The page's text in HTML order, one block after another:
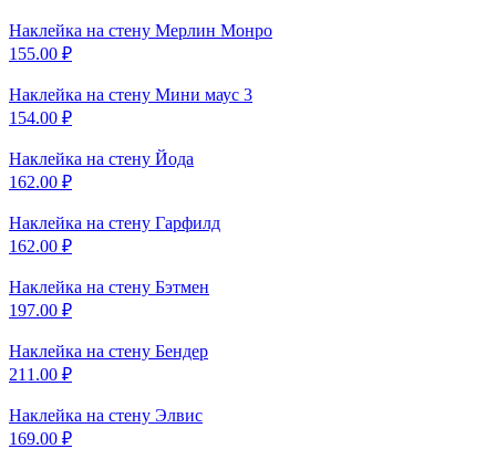
Наклейка на стену Мерлин Монро
155.00 ₽
Наклейка на стену Мини маус 3
154.00 ₽
Наклейка на стену Йода
162.00 ₽
Наклейка на стену Гарфилд
162.00 ₽
Наклейка на стену Бэтмен
197.00 ₽
Наклейка на стену Бендер
211.00 ₽
Наклейка на стену Элвис
169.00 ₽